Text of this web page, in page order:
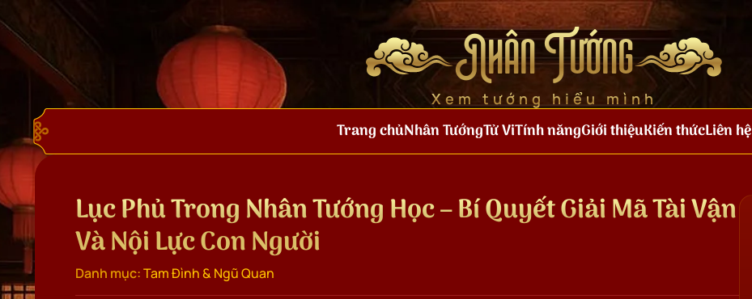
Nhân Tướng
Xem tướng hiểu mình
Trang chủNhân TướngTử ViTính năngGiới thiệuKiến thứcLiên hệ
Lục Phủ Trong Nhân Tướng Học – Bí Quyết Giải Mã Tài Vận
Và Nội Lực Con Người
Danh mục:Tam Đình & Ngũ Quan